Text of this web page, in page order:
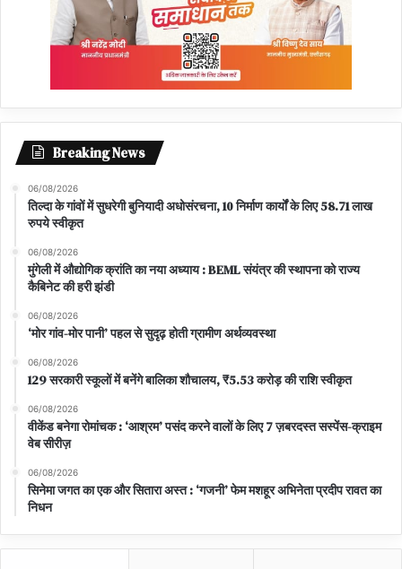
Breaking News
06/08/2026
तिल्दा के गांवों में सुधरेगी बुनियादी अधोसंरचना, 10 निर्माण कार्यों के लिए 58.71 लाख
रुपये स्वीकृत
06/08/2026
मुंगेली में औद्योगिक क्रांति का नया अध्याय : BEML संयंत्र की स्थापना को राज्य
कैबिनेट की हरी झंडी
06/08/2026
‘मोर गांव-मोर पानी’ पहल से सुदृढ़ होती ग्रामीण अर्थव्यवस्था
06/08/2026
129 सरकारी स्कूलों में बनेंगे बालिका शौचालय, ₹5.53 करोड़ की राशि स्वीकृत
06/08/2026
वीकेंड बनेगा रोमांचक : ‘आश्रम’ पसंद करने वालों के लिए 7 ज़बरदस्त सस्पेंस-क्राइम
वेब सीरीज़
06/08/2026
सिनेमा जगत का एक और सितारा अस्त : ‘गजनी’ फेम मशहूर अभिनेता प्रदीप रावत का
निधन